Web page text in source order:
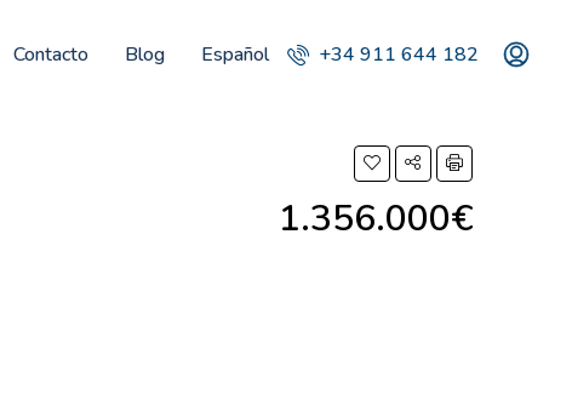
Contacto Blog Español +34 911 644 182
1.356.000€